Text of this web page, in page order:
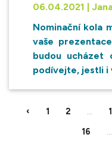
06.04.2021 |
Nominační kola
vaše
budou ucházet
podívejte, jestli i
‹ 1 2 ...
16
...